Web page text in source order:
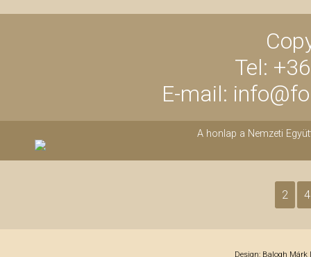
Tel:
E-mail:
A honlap a Nemzeti
2 4
Design: Balogh Márk